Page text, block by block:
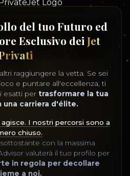
del tuo Futuro ed
Esclusivo dei Jet
raggiungere la vetta. Se sei
e puntare all'eccellenza, ti
esatti per trasformare la tua
una carriera d'élite.
I nostri percorsi sono a
chiuso.
con la massima
valuterà il tuo profilo per
in regola per decollare
a noi.